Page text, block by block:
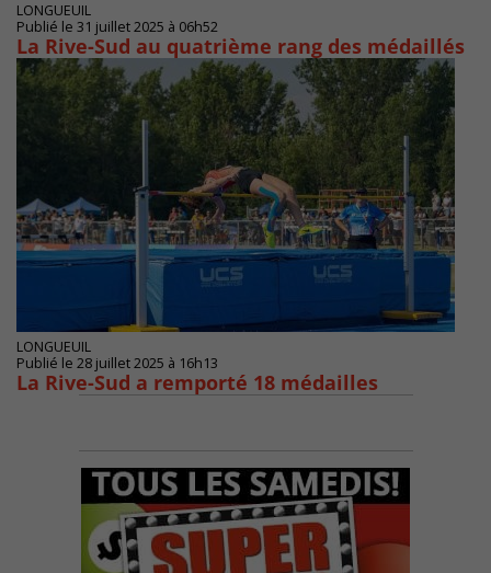
LONGUEUIL
Publié le 31 juillet 2025 à 06h52
La Rive-Sud au quatrième rang des médaillés
LONGUEUIL
Publié le 28 juillet 2025 à 16h13
La Rive-Sud a remporté 18 médailles